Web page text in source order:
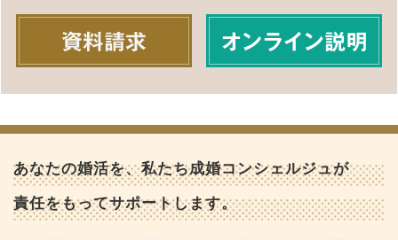
あなたの婚活を、私たち成婚コンシェルジュが
責任をもってサポートします。